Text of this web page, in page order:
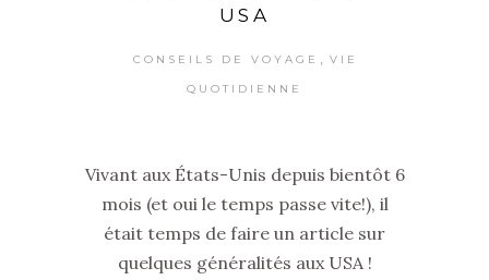
USA
CONSEILS DE VOYAGE , VIE
QUOTIDIENNE
Vivant aux États-Unis depuis bientôt 6
mois (et oui le temps passe vite!), il
était temps de faire un article sur
quelques généralités aux USA !